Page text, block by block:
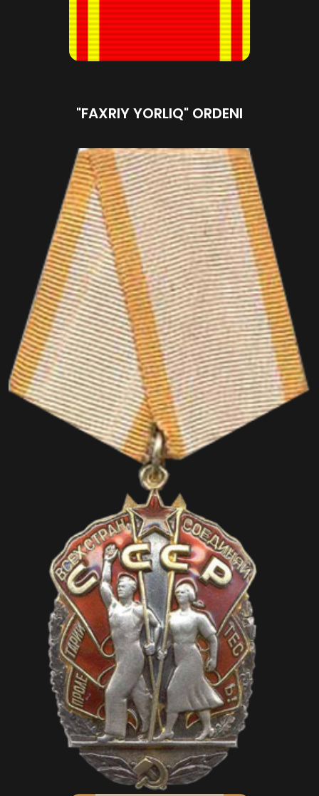
"FAXRIY YORLIQ" ORDENI